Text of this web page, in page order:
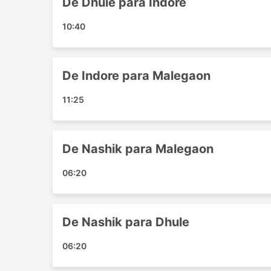
Os ônibus da Ahire Bus -Mp Parivahan
populares:
Indore - Nashik
Nashik - Malegaon
Nashik - Indore
Dhule - Indore
Indore - Malegaon
Dhule - Nashik
10:40
De Indore para Malegaon
11:25
De Nashik para Malegaon
06:20
De Nashik para Dhule
06:20